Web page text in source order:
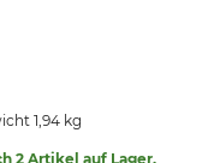
1,94 kg
2 Artikel auf Lager.